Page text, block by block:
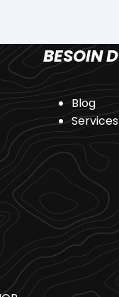
BESOIN
Blog
Services